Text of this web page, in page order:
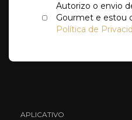
Autorizo o envio
Gourmet e estou
Política de
APLICATIVO